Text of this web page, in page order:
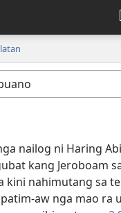
nailog ni Haring
kang Jeroboam
kini nahimutang sa
aw nga mao ra